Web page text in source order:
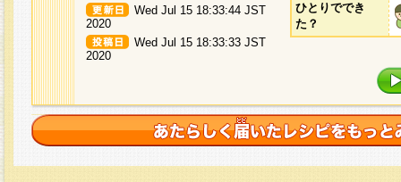
Wed Jul 15 18:33:44 JST
2020
Wed Jul 15 18:33:33 JST
2020
ひとりででき
た？